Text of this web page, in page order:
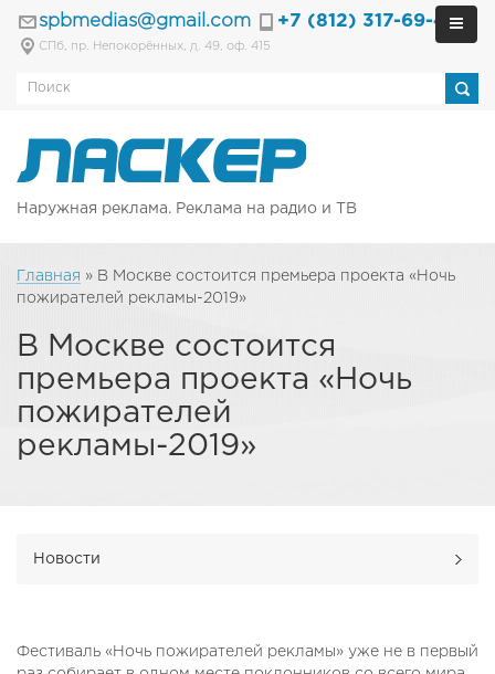
spbmedias@gmail.com +7 (812) 317-69-40
СПб, пр. Непокорённых, д. 49, оф. 415
Наружная реклама. Реклама на радио и ТВ
Главная » В Москве состоится премьера проекта «Ночь
пожирателей рекламы-2019»
В Москве состоится
премьера проекта «Ночь
пожирателей
рекламы-2019»
Новости
Фестиваль «Ночь пожирателей рекламы» уже не в первый